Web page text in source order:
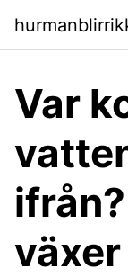
Var
växer